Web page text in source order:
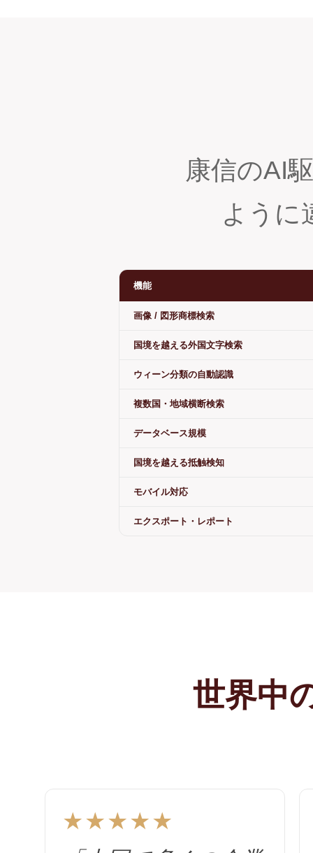
康信のAI
ように
機能
画像 / 図形商標検索
国境を越える外国文字検索
ウィーン分類の自動認識
複数国・地域横断検索
データベース規模
国境を越える抵触検知
モバイル対応
エクスポート・レポート
世界中
★★★★★